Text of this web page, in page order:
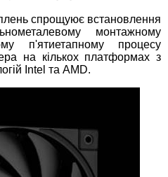
спрощуює встановлення
монтажному
п'ятиетапному процесу
на кількох платформах з
Intel та AMD.